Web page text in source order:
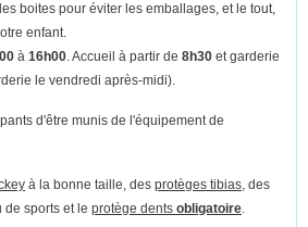
boites pour éviter les emballages, et le tout,
enfant.
à 16h00. Accueil à partir de 8h30 et garderie
le vendredi après-midi).
d'être munis de l'équipement de
à la bonne taille, des protèges tibias, des
de sports et le protège dents obligatoire.